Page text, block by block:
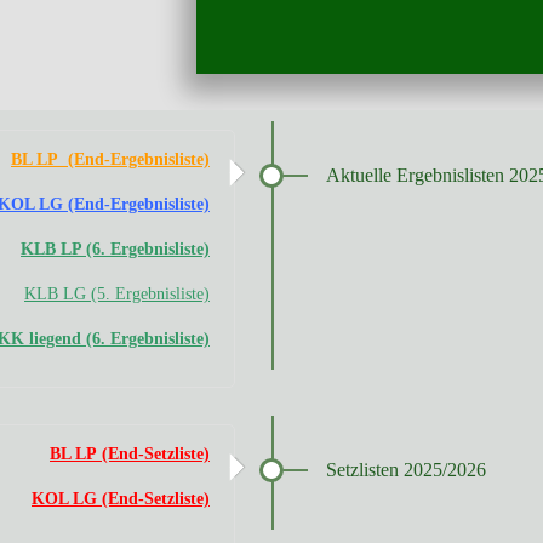
BL LP (End-Ergebnisliste)
LG (End-Ergebnisliste)
KLB LP (6. Ergebnisliste)
KLB LG (5. Ergebnisliste)
liegend (6. Ergebnisliste)
Aktuelle Ergebnislisten
BL LP (End-Setzliste)
KOL LG (End-Setzliste)
Setzlisten 2025/2026